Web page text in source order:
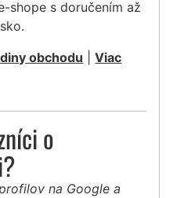
shope s doručením až
obchodu |Viac
o
na Google a